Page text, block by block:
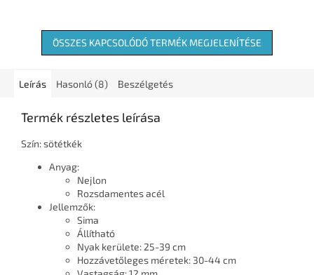
ÖSSZES KAPCSOLÓDÓ TERMÉK MEGJELENÍTÉSE
Leírás Hasonló (8) Beszélgetés
Termék részletes leírása
Szín: sötétkék
Anyag:
Nejlon
Rozsdamentes acél
Jellemzők:
Sima
Állítható
Nyak kerülete: 25-39 cm
Hozzávetőleges méretek: 30-44 cm